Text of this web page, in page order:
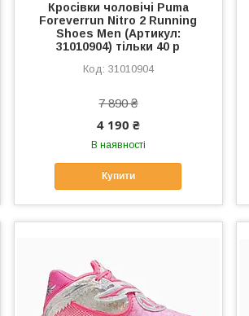
Кросівки чоловічі Puma
Foreverrun Nitro 2 Running
Shoes Men (Артикул:
31010904) тільки 40 р
31010904
7 890 ₴
4 190 ₴
В наявності
Купити